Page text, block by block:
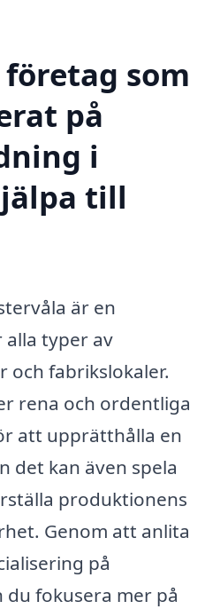
som
på
i
till
är en
typer av
och fabrikslokaler.
rena och ordentliga
att upprätthålla en
det kan även spela
produktionens
Genom att anlita
på
fokusera mer på